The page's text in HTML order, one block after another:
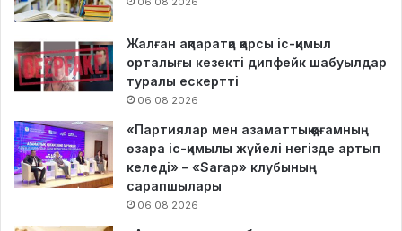
Жалған ақпаратқа қарсы іс-қимыл
орталығы кезекті дипфейк шабуылдар
туралы ескертті
06.08.2026
«Партиялар мен азаматтық қоғамның
өзара іс-қимылы жүйелі негізде артып
келеді» – «Sarap» клубының
сарапшылары
06.08.2026